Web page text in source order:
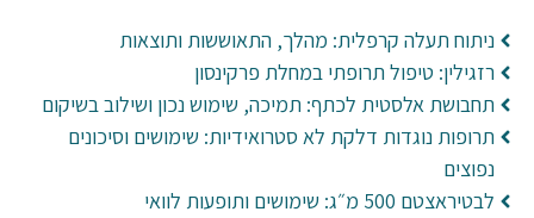
ניתוח תעלה קרפלית: מהלך, התאוששות ותוצאות
רזגילין: טיפול תרופתי במחלת פרקינסון
תחבושת אלסטית לכתף: תמיכה, שימוש נכון ושילוב בשיקום
תרופות נוגדות דלקת לא סטרואידיות: שימושים וסיכונים
נפוצים
לבטיראצטם 500 מ״ג: שימושים ותופעות לוואי